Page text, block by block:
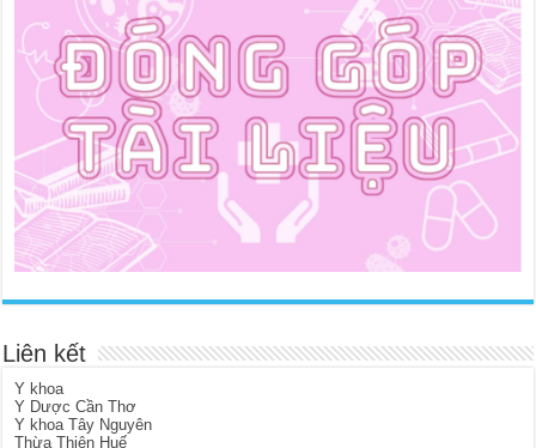
Liên kết
Y khoa
Y Dược Cần Thơ
Y khoa Tây Nguyên
Thừa Thiên Huế